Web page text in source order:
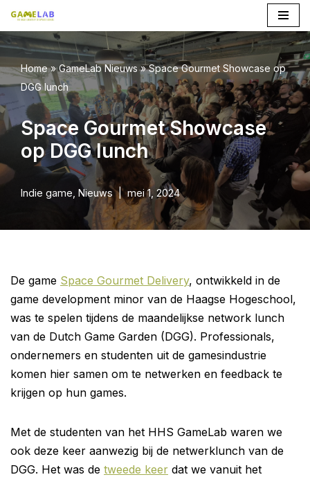
Ga
naar
de
inhoud
Home»GameLab Nieuws»Space Gourmet Showcase op
DGG lunch
Space Gourmet Showcase
op DGG lunch
Indie game Nieuws mei 1, 2024
De game Space Gourmet Delivery, ontwikkeld in de
game development minor van de Haagse Hogeschool,
was te spelen tijdens de maandelijkse network lunch
van de Dutch Game Garden (DGG). Professionals,
ondernemers en studenten uit de gamesindustrie
komen hier samen om te netwerken en feedback te
krijgen op hun games.
Met de studenten van het HHS GameLab waren we
ook deze keer aanwezig bij de netwerklunch van de
DGG. Het was de tweede keer dat we vanuit het